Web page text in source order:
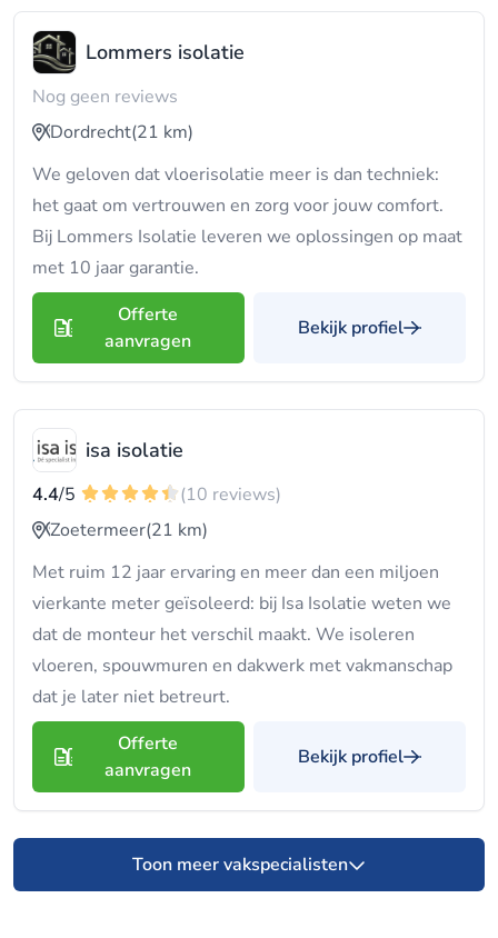
Lommers isolatie
Nog geen reviews
Dordrecht(21 km)
We geloven dat vloerisolatie meer is dan techniek:
het gaat om vertrouwen en zorg voor jouw comfort.
Bij Lommers Isolatie leveren we oplossingen op maat
met 10 jaar garantie.
Offerte
aanvragen
Bekijk profiel
isa isolatie
4.4/5
(10 reviews)
Zoetermeer(21 km)
Met ruim 12 jaar ervaring en meer dan een miljoen
vierkante meter geïsoleerd: bij Isa Isolatie weten we
dat de monteur het verschil maakt. We isoleren
vloeren, spouwmuren en dakwerk met vakmanschap
dat je later niet betreurt.
Offerte
aanvragen
Bekijk profiel
Toon meer vakspecialisten